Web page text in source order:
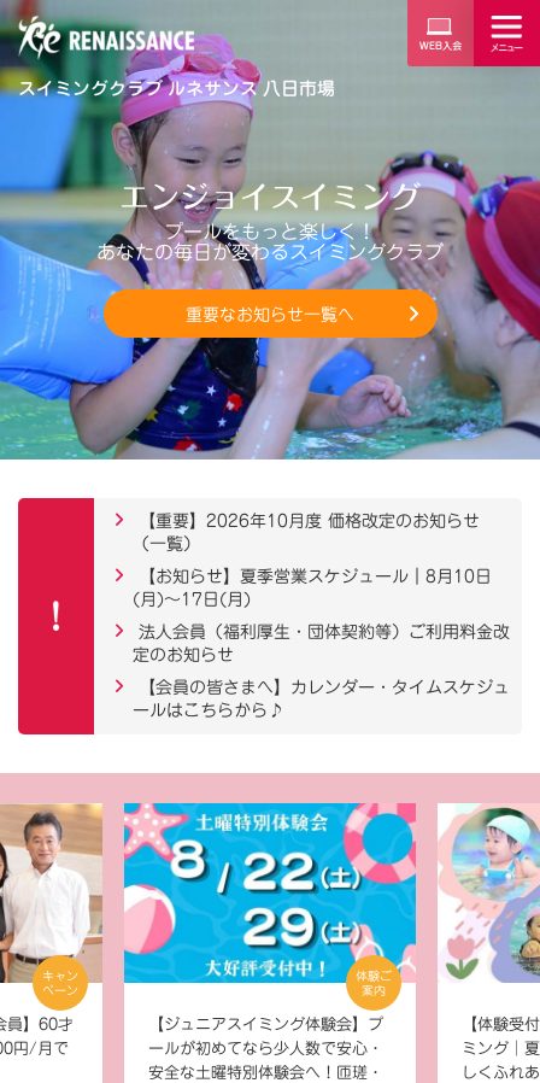
スイミングクラブ ルネサンス 八日市場
エンジョイスイミング
プールをもっと楽しく！
あなたの毎日が変わるスイミングクラブ
重要なお知らせ一覧へ
【重要】2026年10月度 価格改定のお知らせ
（一覧）
【お知らせ】夏季営業スケジュール｜8月10日
(月)～17日(月)
法人会員（福利厚生・団体契約等）ご利用料金改
定のお知らせ
【会員の皆さまへ】カレンダー・タイムスケジュ
ールはこちらから♪
キャン
ペーン
員】60才
円/月で
体験ご
案内
【ジュニアスイミング体験会】プ
ールが初めてなら少人数で安心・
安全な土曜特別体験会へ！匝瑳・
【体験受
ミング│
しくふれ